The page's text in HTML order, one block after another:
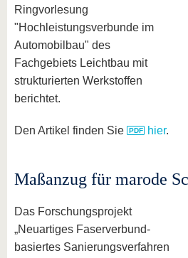
Ringvorlesung
"Hochleistungsverbunde im
Automobilbau" des
Fachgebiets Leichtbau mit
strukturierten Werkstoffen
berichtet.
Den Artikel finden Sie hier.
Maßanzug für marode
Das Forschungsprojekt
„Neuartiges Faserverbund-
basiertes Sanierungsverfahren